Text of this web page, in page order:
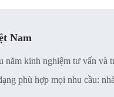
Nam
kinh nghiệm tư vấn và
phù hợp mọi nhu cầu: